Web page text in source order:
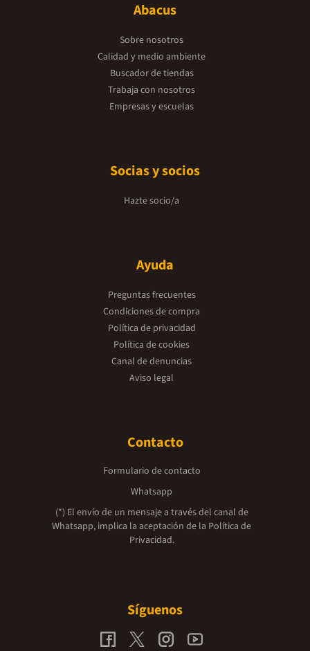
Abacus
Sobre nosotros
Calidad y medio ambiente
Buscador de tiendas
Trabaja con nosotros
Empresas y escuelas
Socias y socios
Hazte socio/a
Ayuda
Preguntas frecuentes
Condiciones de compra
Política de privacidad
Política de cookies
Canal de denuncias
Aviso legal
Contacto
Formulario de contacto
Whatsapp
(*) El envío de un mensaje a través del canal de
Whatsapp, implica la aceptación de la Política de
Privacidad.
Síguenos